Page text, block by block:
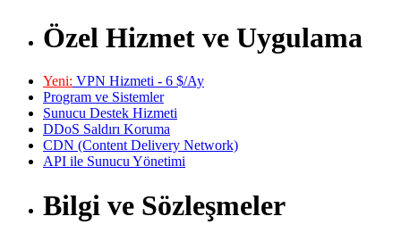
Özel Hizmet ve Uygulama
Yeni: VPN Hizmeti - 6 $/Ay
Program ve Sistemler
Sunucu Destek Hizmeti
DDoS Saldırı Koruma
CDN (Content Delivery Network)
API ile Sunucu Yönetimi
Bilgi ve Sözleşmeler